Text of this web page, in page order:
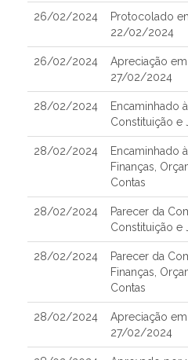
26/02/2024
Protocolado
22/02/2024
26/02/2024
Apreciação
27/02/2024
28/02/2024
Encaminhado
Constituição e
28/02/2024
Encaminhado
Finanças,
Contas
28/02/2024
Parecer da
Constituição e
28/02/2024
Parecer da
Finanças,
Contas
28/02/2024
Apreciação
27/02/2024